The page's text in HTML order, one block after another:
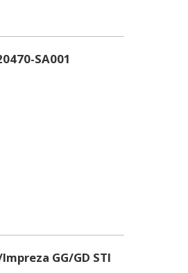
SA001
GG/GD STI